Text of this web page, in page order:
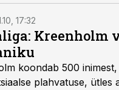
17:32
Kreenholm
koondab 500
plahvatuse, ütles